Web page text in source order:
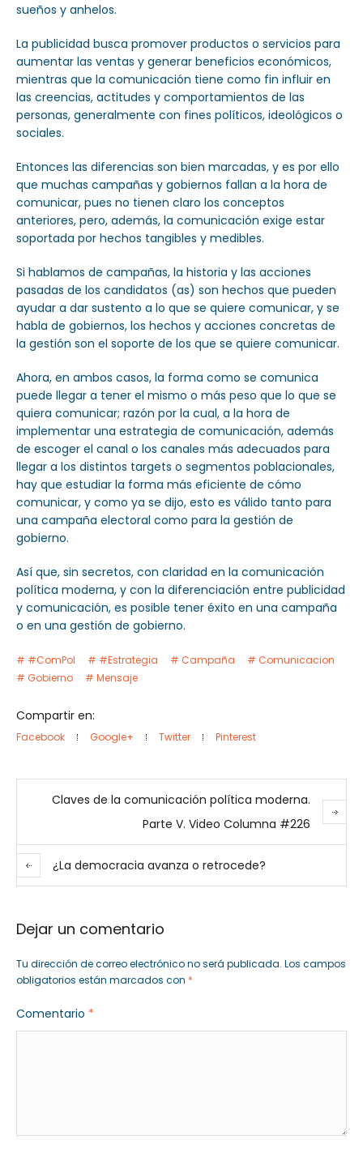
sueños y anhelos.
La publicidad busca promover productos o servicios para
aumentar las ventas y generar beneficios económicos,
mientras que la comunicación tiene como fin influir en
las creencias, actitudes y comportamientos de las
personas, generalmente con fines políticos, ideológicos o
sociales.
Entonces las diferencias son bien marcadas, y es por ello
que muchas campañas y gobiernos fallan a la hora de
comunicar, pues no tienen claro los conceptos
anteriores, pero, además, la comunicación exige estar
soportada por hechos tangibles y medibles.
Si hablamos de campañas, la historia y las acciones
pasadas de los candidatos (as) son hechos que pueden
ayudar a dar sustento a lo que se quiere comunicar, y se
habla de gobiernos, los hechos y acciones concretas de
la gestión son el soporte de los que se quiere comunicar.
Ahora, en ambos casos, la forma como se comunica
puede llegar a tener el mismo o más peso que lo que se
quiera comunicar; razón por la cual, a la hora de
implementar una estrategia de comunicación, además
de escoger el canal o los canales más adecuados para
llegar a los distintos targets o segmentos poblacionales,
hay que estudiar la forma más eficiente de cómo
comunicar, y como ya se dijo, esto es válido tanto para
una campaña electoral como para la gestión de
gobierno.
Así que, sin secretos, con claridad en la comunicación
política moderna, y con la diferenciación entre publicidad
y comunicación, es posible tener éxito en una campaña
o en una gestión de gobierno.
#ComPol #Estrategia Campaña
Comunicacion
Gobierno
Mensaje
Compartir en:
Facebook Google+ Twitter Pinterest
Claves de la comunicación política moderna.
Parte V. Video Columna #226
¿La democracia avanza o retrocede?
Dejar un comentario
Tu dirección de correo electrónico no será publicada. Los campos
obligatorios están marcados con *
Comentario *